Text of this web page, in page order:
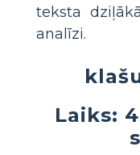
teksta
analīzi.
Laiks: